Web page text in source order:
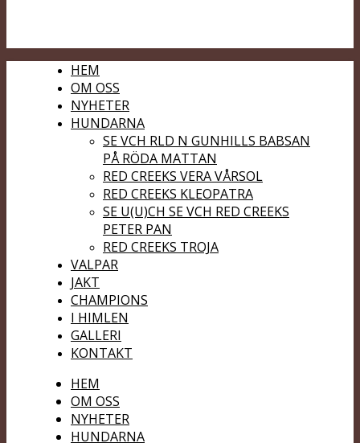
HEM
OM OSS
NYHETER
HUNDARNA
SE VCH RLD N GUNHILLS BABSAN
PÅ RÖDA MATTAN
RED CREEKS VERA VÅRSOL
RED CREEKS KLEOPATRA
SE U(U)CH SE VCH RED CREEKS
PETER PAN
RED CREEKS TROJA
VALPAR
JAKT
CHAMPIONS
I HIMLEN
GALLERI
KONTAKT
HEM
OM OSS
NYHETER
HUNDARNA